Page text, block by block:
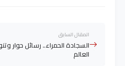
المقال السابق
السجادة الحمراء.. رسائل حوار
العالم